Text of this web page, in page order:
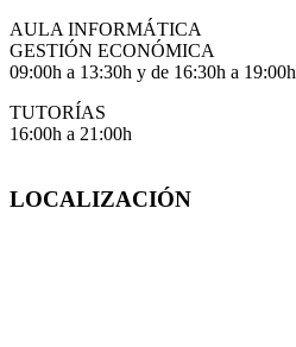
AULA INFORMÁTICA
GESTIÓN ECONÓMICA
09:00h a 13:30h y de 16:30h a 19:00h
TUTORÍAS
16:00h a 21:00h
LOCALIZACIÓN